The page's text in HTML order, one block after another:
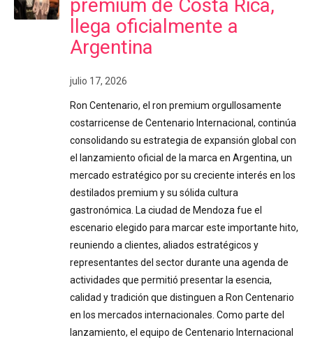
premium de Costa Rica,
llega oficialmente a
Argentina
julio 17, 2026
Ron Centenario, el ron premium orgullosamente
costarricense de Centenario Internacional, continúa
consolidando su estrategia de expansión global con
el lanzamiento oficial de la marca en Argentina, un
mercado estratégico por su creciente interés en los
destilados premium y su sólida cultura
gastronómica. La ciudad de Mendoza fue el
escenario elegido para marcar este importante hito,
reuniendo a clientes, aliados estratégicos y
representantes del sector durante una agenda de
actividades que permitió presentar la esencia,
calidad y tradición que distinguen a Ron Centenario
en los mercados internacionales. Como parte del
lanzamiento, el equipo de Centenario Internacional